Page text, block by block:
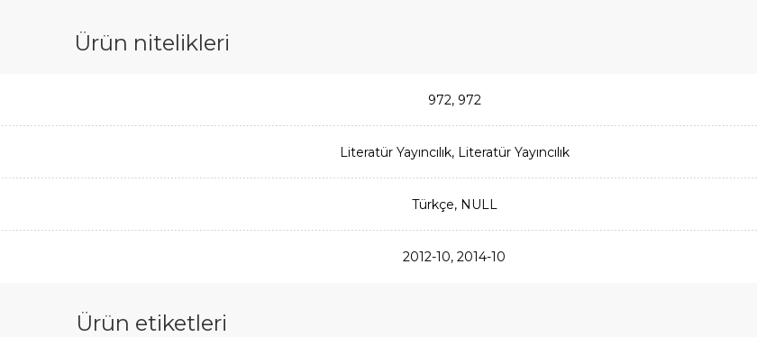
Ürün nitelikleri
972, 972
Literatür Yayıncılık, Literatür Yayıncılık
Türkçe, NULL
2012-10, 2014-10
Ürün etiketleri